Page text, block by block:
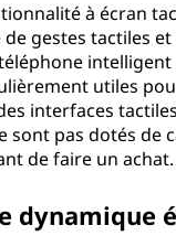
à écran
gestes tactiles
utiles
interfaces
pas dotés de
de faire un achat.
dynamique